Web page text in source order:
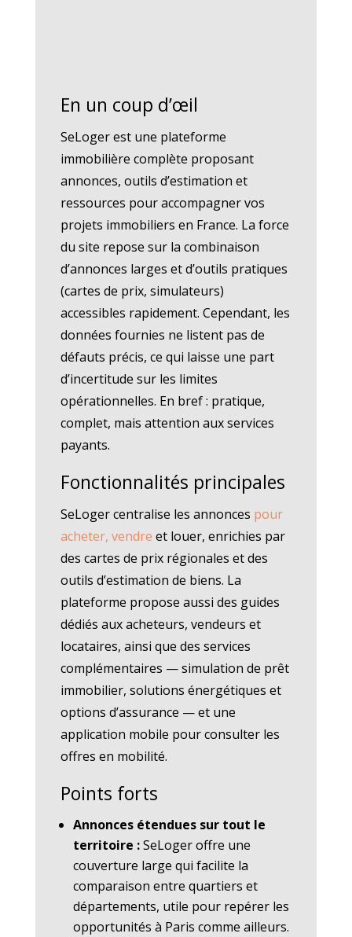
En un coup d’œil
SeLoger est une plateforme
immobilière complète proposant
annonces, outils d’estimation et
ressources pour accompagner vos
projets immobiliers en France. La force
du site repose sur la combinaison
d’annonces larges et d’outils pratiques
(cartes de prix, simulateurs)
accessibles rapidement. Cependant, les
données fournies ne listent pas de
défauts précis, ce qui laisse une part
d’incertitude sur les limites
opérationnelles. En bref : pratique,
complet, mais attention aux services
payants.
Fonctionnalités principales
SeLoger centralise les annonces pour
acheter, vendre et louer, enrichies par
des cartes de prix régionales et des
outils d’estimation de biens. La
plateforme propose aussi des guides
dédiés aux acheteurs, vendeurs et
locataires, ainsi que des services
complémentaires — simulation de prêt
immobilier, solutions énergétiques et
options d’assurance — et une
application mobile pour consulter les
offres en mobilité.
Points forts
Annonces étendues sur tout le
territoire :SeLoger offre une
couverture large qui facilite la
comparaison entre quartiers et
départements, utile pour repérer les
opportunités à Paris comme ailleurs.